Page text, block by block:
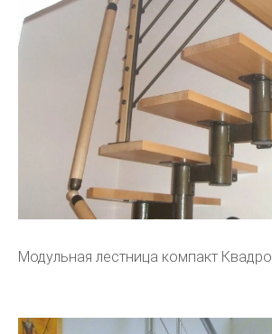
Модульная лестница компакт Квадро